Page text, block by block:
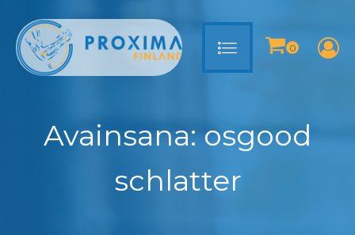
Avainsana: osgood
schlatter